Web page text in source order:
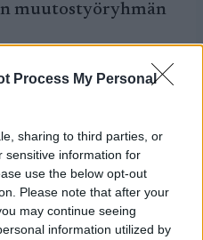
Process My Personal
sharing to third parties, or
sensitive information for
use the below opt-out
Please note that after your
may continue seeing
information utilized by
muutostyöryhmän